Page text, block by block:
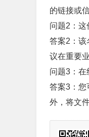
的链接或
问题2：这
答案2：该
议在重要
问题3：在
答案3：您
外，将文